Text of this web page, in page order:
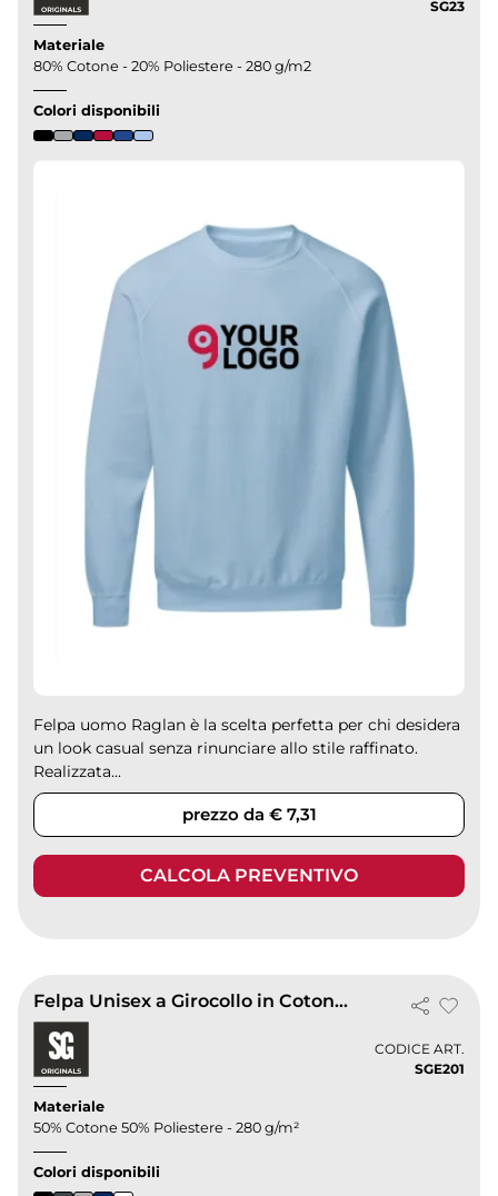
SG23
Materiale
80% Cotone - 20% Poliestere - 280 g/m2
Colori disponibili
Felpa uomo Raglan è la scelta perfetta per chi desidera
un look casual senza rinunciare allo stile raffinato.
Realizzata...
prezzo da € 7,31
CALCOLA PREVENTIVO
Felpa Unisex a Girocollo in Cotone e Poliestere
CODICE ART.
SGE201
Materiale
50% Cotone 50% Poliestere - 280 g/m²
Colori disponibili